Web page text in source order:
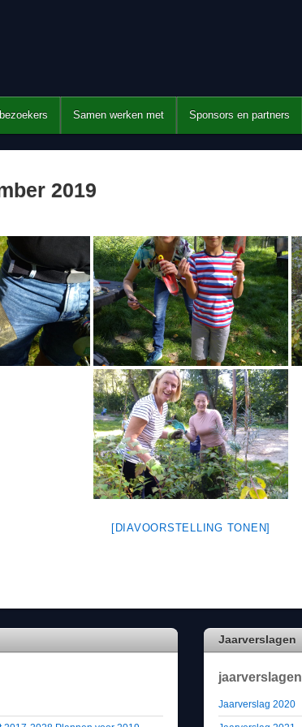
Samen werken met Sponsors en partners
2019
[DIAVOORSTELLING TONEN]
Jaarverslagen
jaarverslagen
Jaarverslag 2020